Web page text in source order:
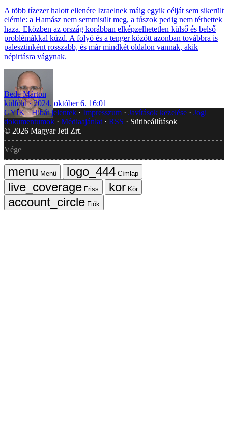
A több tízezer halott ellenére Izraelnek máig egyik célját sem sikerült
elérnie: a Hamász nem semmisült meg, a túszok pedig nem térhettek
haza. Eközben az ország korábban elképzelhetetlen külső és belső
problémákkal küzd. A folyó és a tenger között azonban továbbra is
palesztinként rosszabb, és már mindkét oldalon vannak, akik
népirtásra vágynak.
Bede Márton
külföld
2024. október 6. 16:01
GYIK Hibát jelentek Impresszum Javítások kezelése
Jogi
dokumentumok
Médiaajánlat RSS
Sütibeállítások
© 2026 Magyar Jeti Zrt.
Vége
Menü
Címlap
Friss
Kör
Fiók